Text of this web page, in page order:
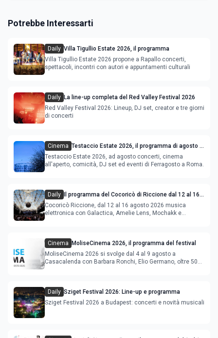
Potrebbe Interessarti
Daily Villa Tigullio Estate 2026, il programma
Villa Tigullio Estate 2026 propone a Rapallo concerti,
spettacoli, incontri con autori e appuntamenti culturali
Daily La line-up completa del Red Valley Festival 2026
Red Valley Festival 2026: Lineup, DJ set, creator e tre giorni
di concerti
Cinema Testaccio Estate 2026, il programma di agosto e
Ferragosto
Testaccio Estate 2026, ad agosto concerti, cinema
all'aperto, comicità, DJ set ed eventi di Ferragosto a Roma.
Daily Il programma del Cocoricò di Riccione dal 12 al 16
agosto 2026
Cocoricò Riccione, dal 12 al 16 agosto 2026 musica
elettronica con Galactica, Amelie Lens, Mochakk e
Cinema MoliseCinema 2026, il programma del festival
MoliseCinema 2026 si svolge dal 4 al 9 agosto a
Casacalenda con Barbara Ronchi, Elio Germano, oltre 50
Daily Sziget Festival 2026: Line-up e programma
Sziget Festival 2026 a Budapest: concerti e novità musicali